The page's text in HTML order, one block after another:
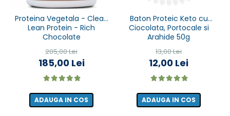
Proteina Vegetala - Clean
Lean Protein - Rich
Chocolate
205,00 Lei
185,00 Lei
ADAUGA IN COS
Baton Proteic Keto cu
Ciocolata, Portocale si
Arahide 50g
13,00 Lei
12,00 Lei
ADAUGA IN COS